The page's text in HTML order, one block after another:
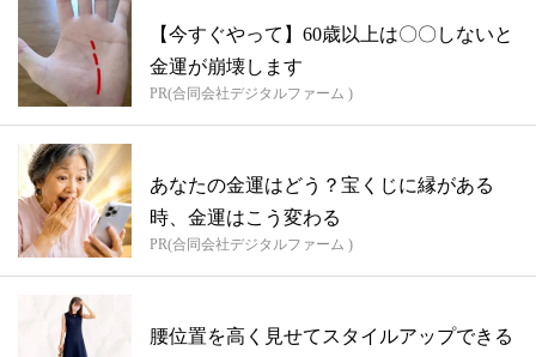
【今すぐやって】60歳以上は〇〇しないと
金運が崩壊します
PR(合同会社デジタルファーム )
あなたの金運はどう？宝くじに縁がある
時、金運はこう変わる
PR(合同会社デジタルファーム )
腰位置を高く見せてスタイルアップできる